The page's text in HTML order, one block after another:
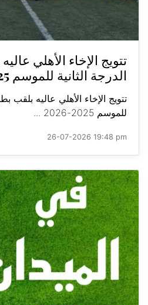
تتويج الإخاء الأهلي
الدرجة الثانية للموسم 2025-2026
تتويج الإخاء الأهلي عاليه بلقب
للموسم 2025-2026 ...
26-07-2026 19:48 pm